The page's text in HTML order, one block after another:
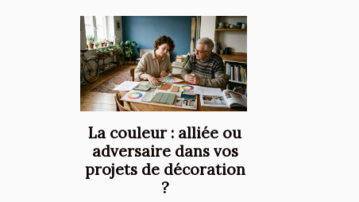
La couleur : alliée ou
adversaire dans vos
projets de décoration
?